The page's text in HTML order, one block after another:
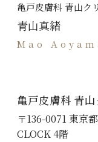
亀戸皮膚科 青山
青山真緒
Mao
亀戸皮膚科 青
〒136-0071 東京
CLOCK 4階